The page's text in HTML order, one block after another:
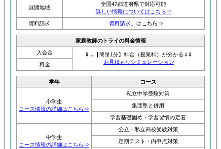
展開地域
全国47都道府県で対応可能
詳しい情報についてはこちら⇒
資料請求
「資料請求」 はこちら⇒
家庭教師のトライの料金情報
入会金
⇓⇓【簡単1分】料金（授業料）が分かる⇓⇓
お見積もりシミュレーション
料金
学年 コース
小学生
コース情報の詳細はこちら⇒
私立中学受験対策
集団塾と併用
学習基礎固め・学習習慣の定着
中学生
コース情報の詳細はこちら⇒
公立・私立高校受験対策
定期テスト・内申点対策